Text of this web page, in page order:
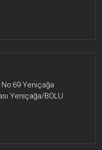
Yeniçağa
Yeniçağa/BOLU